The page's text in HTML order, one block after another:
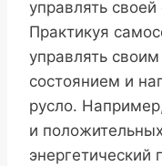
управлять
Практикуя
управлять
состоянием и
русло.
и
энергетический